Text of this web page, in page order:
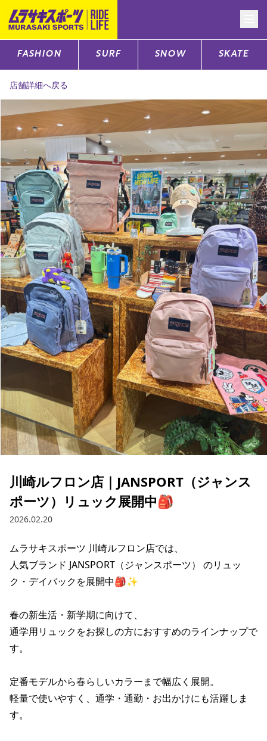
CATEGORY
サーフTOP
スノーTOP
スケートTOP
CONTENTS
ブランド一覧
特集一覧
スタッフスナップ
SUPPORT
ご利用ガイド
会員ランク
店頭受取サービス
ギフトラッピング
アフターサポート
下取り保証について
よくある質問
店舗一覧
お問い合わせ
ニュース
ポイント・クーポンもこのアプリで！
FASHION SURF SNOW SKATE
店舗詳細へ戻る
川崎ルフロン店｜JANSPORT（ジャンス
ポーツ）リュック展開中🎒
2026.02.20
ムラサキスポーツ 川崎ルフロン店では、
人気ブランド JANSPORT（ジャンスポーツ） のリュッ
ク・デイバックを展開中🎒✨
春の新生活・新学期に向けて、
通学用リュックをお探しの方におすすめのラインナップで
す。
定番モデルから春らしいカラーまで幅広く展開。
軽量で使いやすく、通学・通勤・お出かけにも活躍しま
す。